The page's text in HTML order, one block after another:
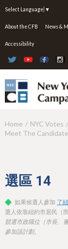
Select Language ▼
About the CFB News &
Accessibility
Y
a
e
h
Home NYC Votes
Meet The
選區 14
如果候選人參加 了
選人依靠紐約市居民（
競選市政職位（市長、
參加該計劃。